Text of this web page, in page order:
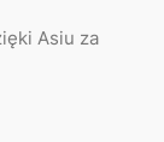
Asiu za